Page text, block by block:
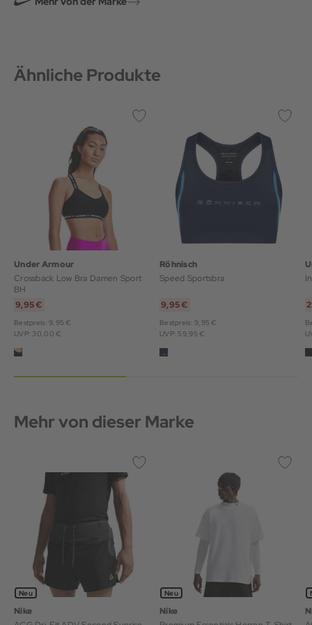
Ähnliche Produkte
Under Armour
Crossback Low Bra Damen Sport
BH
9,95 €
Bestpreis: 9,95 €
UVP: 30,00 €
Röhnisch
Speed Sportsbra
9,95 €
Bestpreis: 9,95 €
UVP: 59,95 €
Mehr von dieser Marke
Neu
Nike
Neu
Nike